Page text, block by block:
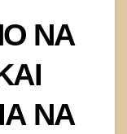
ΝΑ
ΝΑ